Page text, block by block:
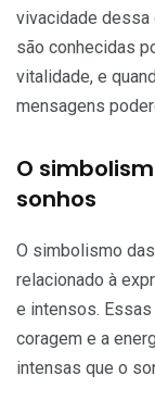
vivacidade dessa
são conhecidas
vitalidade, e
mensagens
O
sonhos
O simbolismo
relacionado à
e intensos.
coragem e a
intensas que o